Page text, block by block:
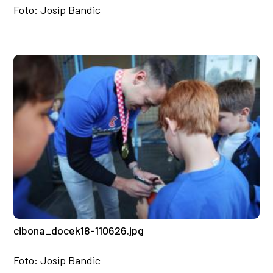
Foto: Josip Bandic
cibona_docek18-110626.jpg
Foto: Josip Bandic